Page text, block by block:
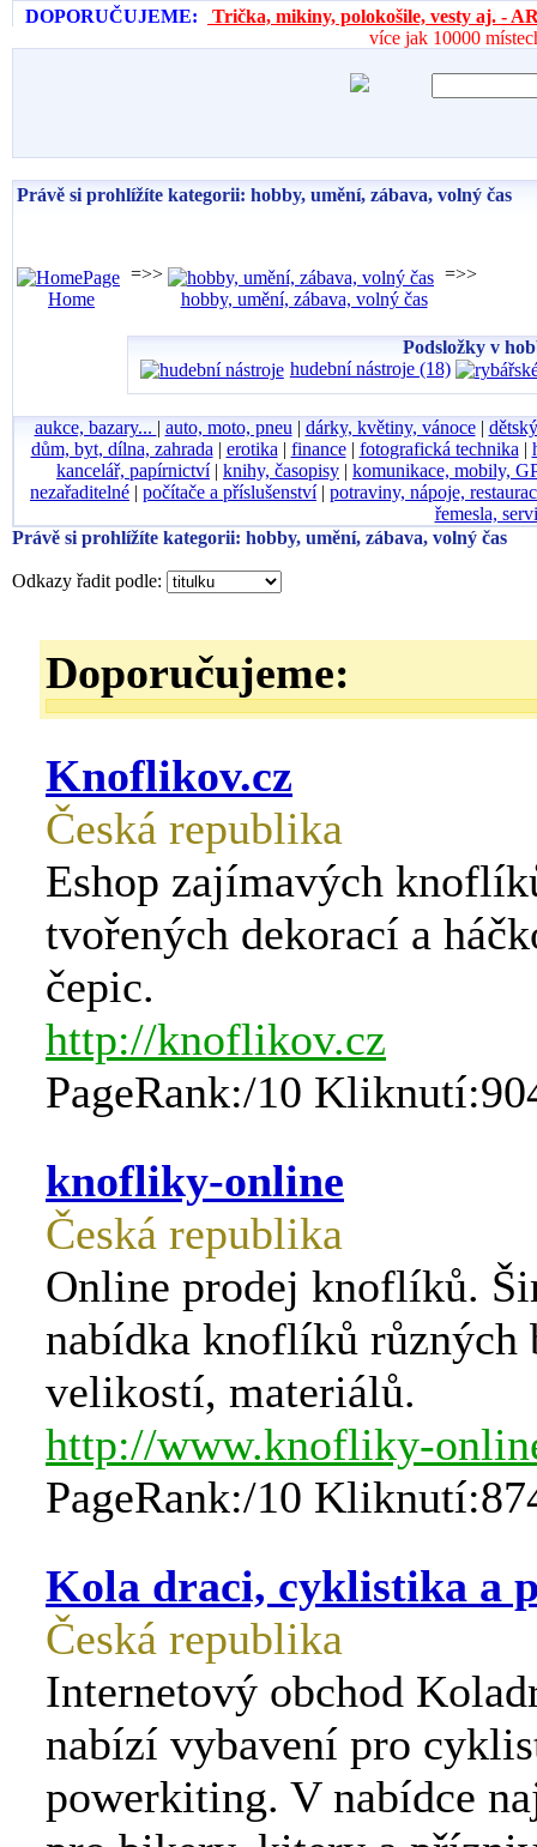
DOPORUČUJEME:
Trička, mikiny, polokošile, vesty aj. -
více jak 10000
Právě si prohlížíte kategorii: hobby, umění, zábava, volný čas
Home
=>>
hobby, umění, zábava, volný čas
=>>
Podsložky v
hudební nástroje (18)
aukce, bazary... | auto, moto, pneu | dárky, květiny, vánoce|
dům, byt, dílna, zahrada | erotika | finance| fotografická technika |
kancelář, papírnictví| knihy, časopisy | komunikace, mobily,
nezařaditelné | počítače a příslušenství| potraviny, nápoje,
řemesla,
Právě si prohlížíte kategorii: hobby, umění, zábava, volný čas
Odkazy řadit podle:
Doporučujeme:
Knoflikov.cz
Česká republika
Eshop zajímavých
tvořených dekorací a
čepic.
http://knoflikov.cz
PageRank:/10
knofliky-online
Česká republika
Online prodej knoflíků.
nabídka knoflíků různých
velikostí, materiálů.
http://www.knofliky-
PageRank:/10
Kola draci, cyklistika a
Česká republika
Internetový obchod
nabízí vybavení pro
powerkiting. V nabídce